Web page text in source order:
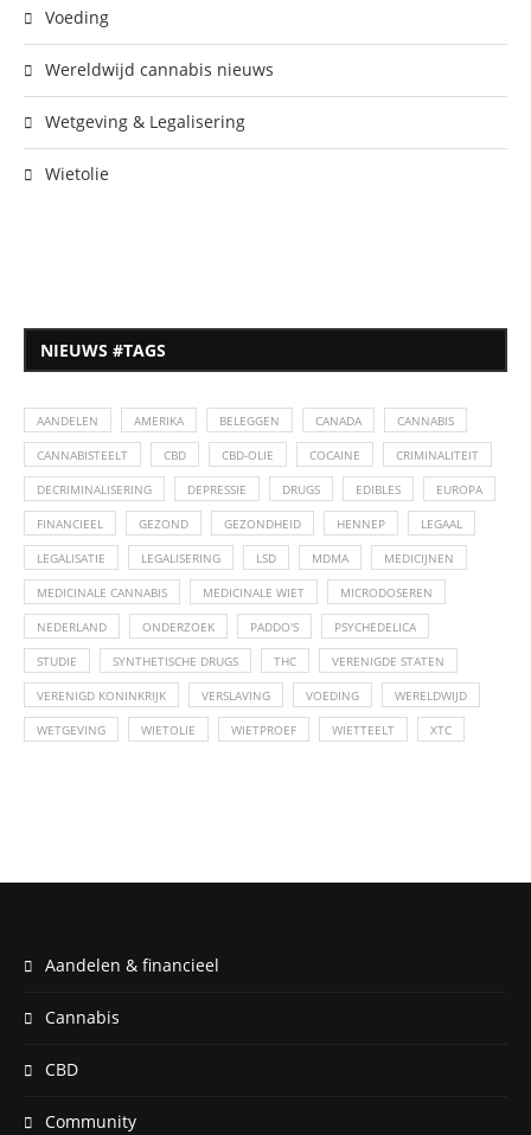
Voeding
Wereldwijd cannabis nieuws
Wetgeving & Legalisering
Wietolie
NIEUWS #TAGS
AANDELEN AMERIKA BELEGGEN CANADA CANNABIS
CANNABISTEELT CBD CBD-OLIE COCAINE CRIMINALITEIT
DECRIMINALISERING DEPRESSIE DRUGS EDIBLES EUROPA
FINANCIEEL GEZOND GEZONDHEID HENNEP LEGAAL
LEGALISATIE LEGALISERING LSD MDMA MEDICIJNEN
MEDICINALE CANNABIS MEDICINALE WIET MICRODOSEREN
NEDERLAND ONDERZOEK PADDO'S PSYCHEDELICA
STUDIE SYNTHETISCHE DRUGS THC VERENIGDE STATEN
VERENIGD KONINKRIJK VERSLAVING VOEDING WERELDWIJD
WETGEVING WIETOLIE WIETPROEF WIETTEELT XTC
Aandelen & financieel
Cannabis
CBD
Community